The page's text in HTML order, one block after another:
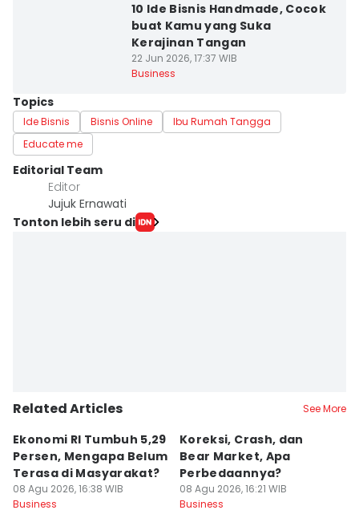
10 Ide Bisnis Handmade, Cocok
buat Kamu yang Suka
Kerajinan Tangan
22 Jun 2026, 17:37 WIB
Business
Topics
Ide Bisnis Bisnis Online
Ibu Rumah Tangga
Educate me
Editorial Team
Editor
Jujuk Ernawati
Tonton lebih seru di
Related Articles See More
Ekonomi RI Tumbuh 5,29
Persen, Mengapa Belum
Terasa di Masyarakat?
08 Agu 2026, 16:38 WIB
Business
Koreksi, Crash, dan
Bear Market, Apa
Perbedaannya?
08 Agu 2026, 16:21 WIB
Business